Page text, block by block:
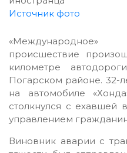
Источник фото
«Международное»
происшествие
километре
Погарском районе. 32-
на автомобиле
столкнулся с
управлением
Виновник аварии с